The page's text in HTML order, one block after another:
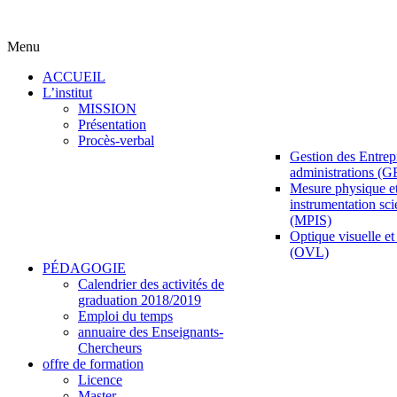
Menu
ACCUEIL
L’institut
MISSION
Présentation
Procès-verbal
Gestion des
administrations
Mesure physique
instrumentation
(MPIS)
Optique visuelle
(OVL)
PÉDAGOGIE
Calendrier des activités de
graduation 2018/2019
Emploi du temps
annuaire des Enseignants-
Chercheurs
offre de formation
Licence